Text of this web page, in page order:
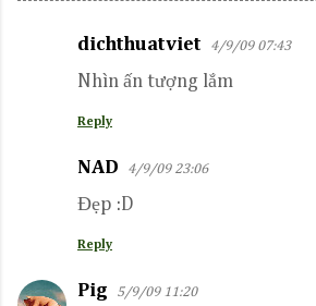
dichthuatviet 4/9/09 07:43
Nhìn ấn tượng lắm
Reply
NAD 4/9/09 23:06
Đẹp :D
Reply
Pig 5/9/09 11:20